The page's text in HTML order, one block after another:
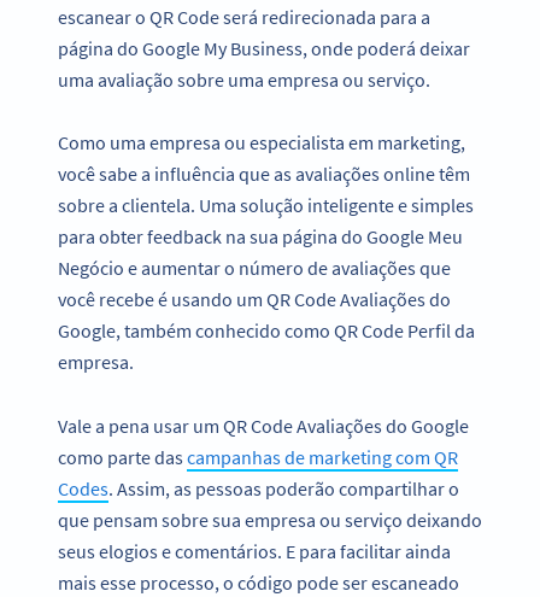
escanear o QR Code será redirecionada para a
página do Google My Business, onde poderá deixar
uma avaliação sobre uma empresa ou serviço.
Como uma empresa ou especialista em marketing,
você sabe a influência que as avaliações online têm
sobre a clientela. Uma solução inteligente e simples
para obter feedback na sua página do Google Meu
Negócio e aumentar o número de avaliações que
você recebe é usando um QR Code Avaliações do
Google, também conhecido como QR Code Perfil da
empresa.
Vale a pena usar um QR Code Avaliações do Google
como parte dascampanhas de marketing com QR
Codes. Assim, as pessoas poderão compartilhar o
que pensam sobre sua empresa ou serviço deixando
seus elogios e comentários. E para facilitar ainda
mais esse processo, o código pode ser escaneado